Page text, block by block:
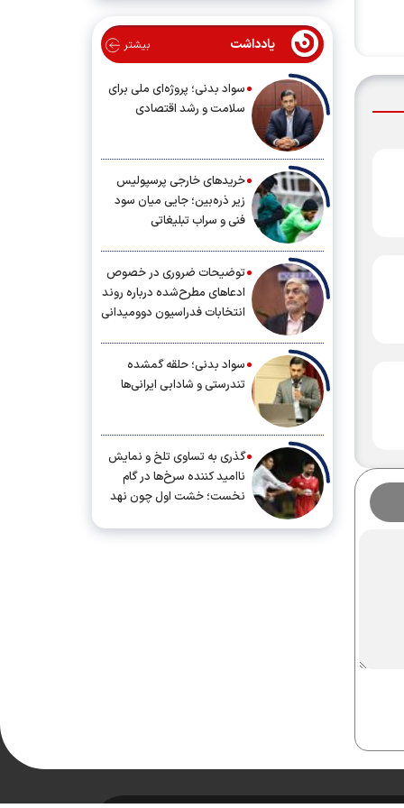
یادداشت بیشتر
سواد بدنی؛ پروژه‌ای ملی برای
سلامت و رشد اقتصادی
خریدهای خارجی پرسپولیس
زیر ذره‌بین؛ جایی میان سود
فنی و سراب تبلیغاتی
توضیحات ضروری در خصوص
ادعاهای مطرح‌شده درباره روند
انتخابات فدراسیون دوومیدانی
سواد بدنی؛ حلقه گمشده
تندرستی و شادابی ایرانی‌ها
گذری به تساوی تلخ و نمایش
ناامید کننده سرخ‌ها در گام
نخست؛ خشت اول چون نهد